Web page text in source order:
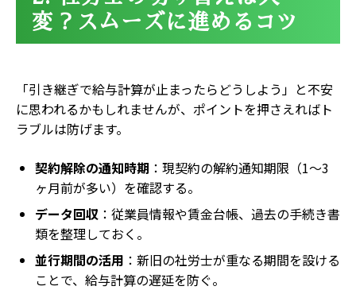
変？スムーズに進めるコツ
「引き継ぎで給与計算が止まったらどうしよう」と不安
に思われるかもしれませんが、ポイントを押さえればト
ラブルは防げます。
契約解除の通知時期 ：現契約の解約通知期限（1〜3
ヶ月前が多い）を確認する。
データ回収 ：従業員情報や賃金台帳、過去の手続き書
類を整理しておく。
並行期間の活用 ：新旧の社労士が重なる期間を設ける
ことで、給与計算の遅延を防ぐ。